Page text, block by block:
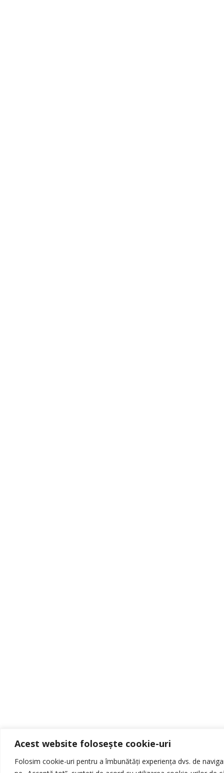
Acest website folosește cookie-uri
Folosim cookie-uri pentru a îmbunătăți experiența dvs. de